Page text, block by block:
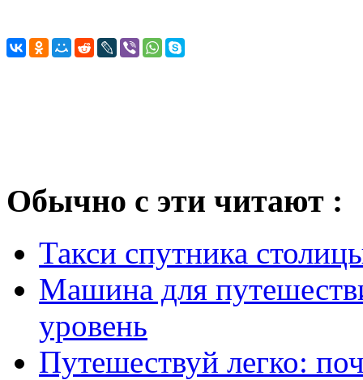
Обычно с эти читают :
Такси спутника
Машина для
уровень
Путешествуй легко: